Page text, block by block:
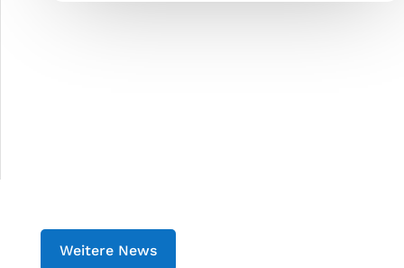
Weitere News